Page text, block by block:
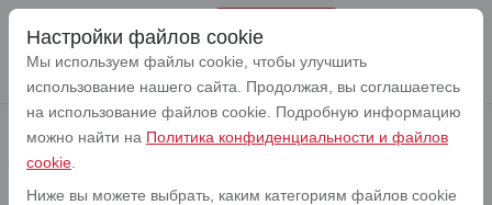
Настройки файлов cookie
Мы используем файлы cookie, чтобы улучшить
использование нашего сайта. Продолжая, вы соглашаетесь
на использование файлов cookie. Подробную информацию
можно найти на Политика конфиденциальности и файлов
cookie
Ниже вы можете выбрать, каким категориям файлов cookie
Чувствительный элемент